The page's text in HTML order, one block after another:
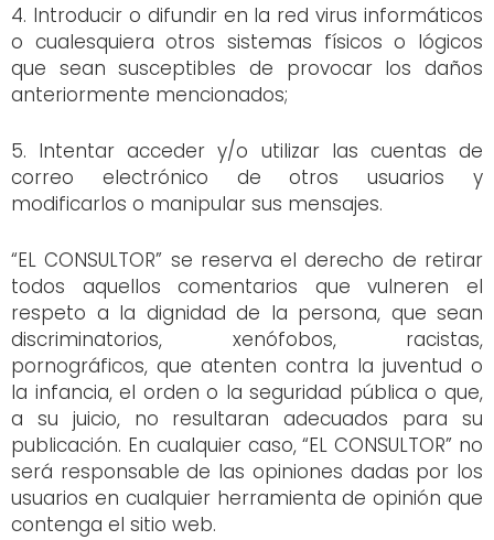
4. Introducir o difundir en la red virus informáticos
o cualesquiera otros sistemas físicos o lógicos
que sean susceptibles de provocar los daños
anteriormente mencionados;
5. Intentar acceder y/o utilizar las cuentas de
correo electrónico de otros usuarios y
modificarlos o manipular sus mensajes.
“EL CONSULTOR” se reserva el derecho de retirar
todos aquellos comentarios que vulneren el
respeto a la dignidad de la persona, que sean
discriminatorios, xenófobos, racistas,
pornográficos, que atenten contra la juventud o
la infancia, el orden o la seguridad pública o que,
a su juicio, no resultaran adecuados para su
publicación. En cualquier caso, “EL CONSULTOR” no
será responsable de las opiniones dadas por los
usuarios en cualquier herramienta de opinión que
contenga el sitio web.